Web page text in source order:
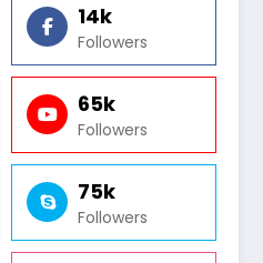
14k
Followers
65k
Followers
75k
Followers